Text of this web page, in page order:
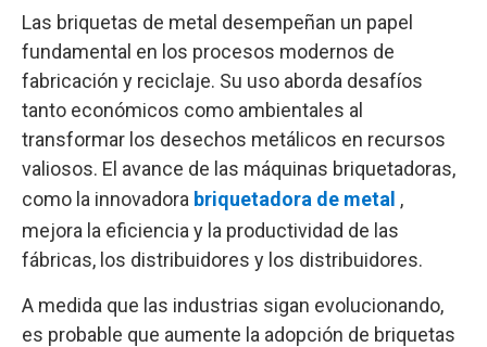
Las briquetas de metal desempeñan un papel
fundamental en los procesos modernos de
fabricación y reciclaje. Su uso aborda desafíos
tanto económicos como ambientales al
transformar los desechos metálicos en recursos
valiosos. El avance de las máquinas briquetadoras,
como la innovadora briquetadora de metal ,
mejora la eficiencia y la productividad de las
fábricas, los distribuidores y los distribuidores.
A medida que las industrias sigan evolucionando,
es probable que aumente la adopción de briquetas